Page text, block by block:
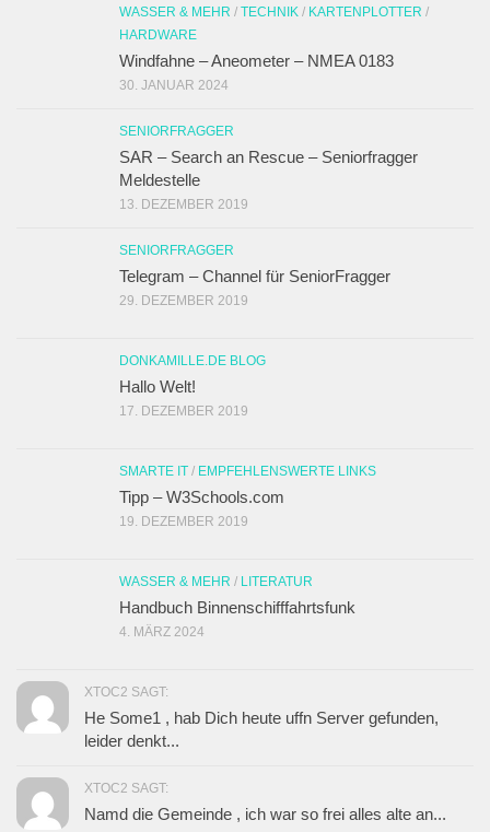
WASSER & MEHR / TECHNIK / KARTENPLOTTER /
HARDWARE
Windfahne – Aneometer – NMEA 0183
30. JANUAR 2024
SENIORFRAGGER
SAR – Search an Rescue – Seniorfragger
Meldestelle
13. DEZEMBER 2019
SENIORFRAGGER
Telegram – Channel für SeniorFragger
29. DEZEMBER 2019
DONKAMILLE.DE BLOG
Hallo Welt!
17. DEZEMBER 2019
SMARTE IT / EMPFEHLENSWERTE LINKS
Tipp – W3Schools.com
19. DEZEMBER 2019
WASSER & MEHR / LITERATUR
Handbuch Binnenschifffahrtsfunk
4. MÄRZ 2024
XTOC2 SAGT:
He Some1 , hab Dich heute uffn Server gefunden,
leider denkt...
XTOC2 SAGT:
Namd die Gemeinde , ich war so frei alles alte an...